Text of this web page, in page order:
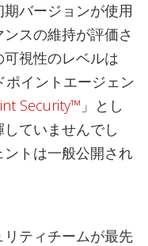
バージョンが使用
スの維持が評価さ
視性のレベルは
イントエージェン
Security™ 」とし
ていませんでし
トは一般公開され
リティチームが最先